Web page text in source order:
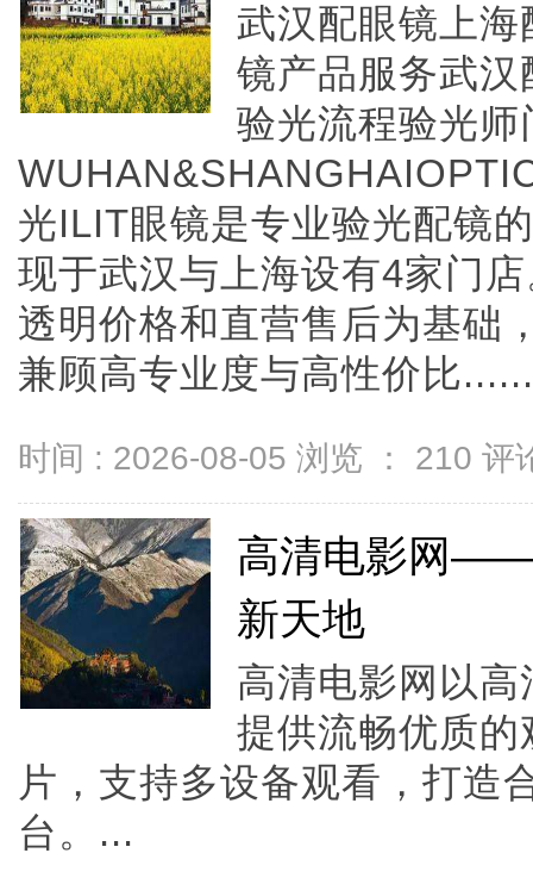
武汉配眼镜上
镜产品服务武
验光流程验光
光ILIT眼镜是专业验光配镜
现于武汉与上海设有4家门
透明价格和直营售后为基础
兼顾高专业度与高性价比......
时间 : 2026-08-05 浏览 ： 210 评
高清电影网——
新天地
高清电影网以
提供流畅优质
片，支持多设备观看，打造
台。...